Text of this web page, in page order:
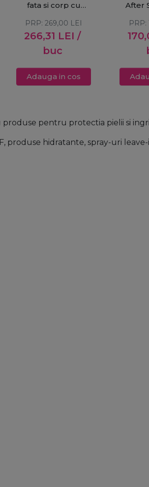
fata si corp cu
266,31 LEI /
buc
PRP:269,00 LEI
Adauga in cos
After
PRP:
pentru protectia pielii si
produse hidratante, spray-uri